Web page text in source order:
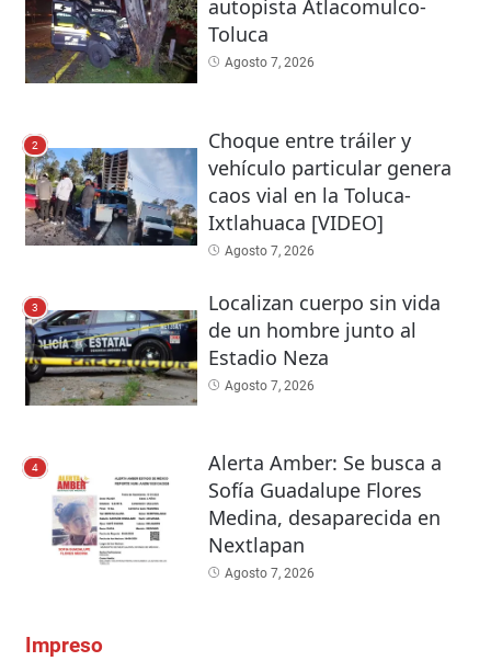
autopista Atlacomulco-
Toluca
Agosto 7, 2026
2
Choque entre tráiler y
vehículo particular genera
caos vial en la Toluca-
Ixtlahuaca [VIDEO]
Agosto 7, 2026
3
Localizan cuerpo sin vida
de un hombre junto al
Estadio Neza
Agosto 7, 2026
4
Alerta Amber: Se busca a
Sofía Guadalupe Flores
Medina, desaparecida en
Nextlapan
Agosto 7, 2026
Impreso